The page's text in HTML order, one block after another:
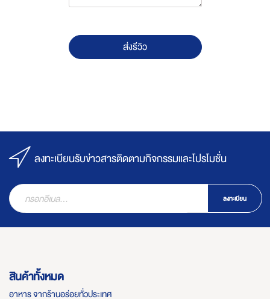
ส่งรีวิว
ลงทะเบียนรับข่าวสารติดตามกิจกรรมและโปรโมชั่น
ลงทะเบียน
สินค้าทั้งหมด
อาหาร จากร้านอร่อยทั่วประเทศ